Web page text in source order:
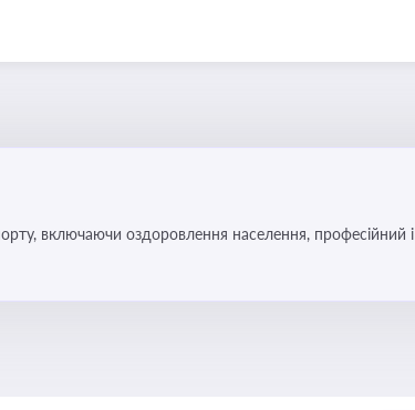
включаючи оздоровлення населення, професійний і